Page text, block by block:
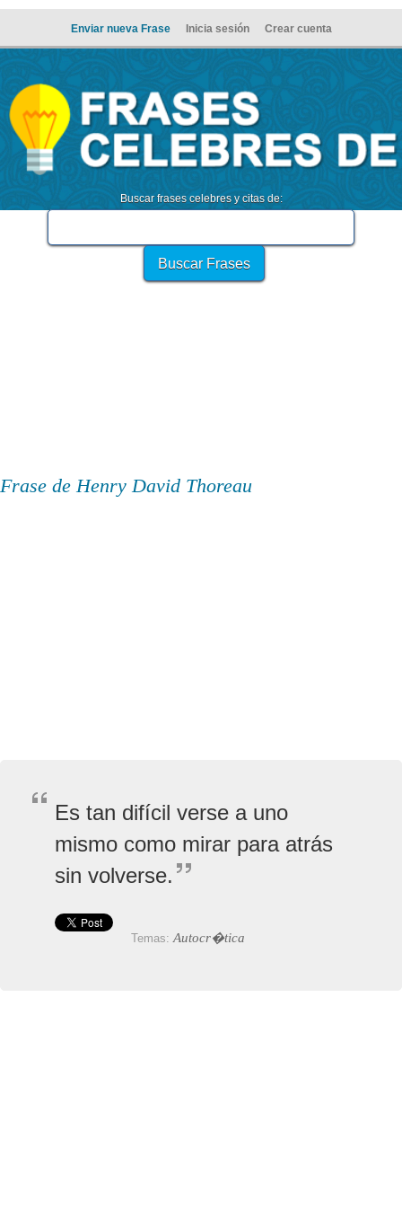
Enviar nueva Frase Inicia sesión Crear cuenta
Buscar frases celebres y citas de:
Frase de Henry David Thoreau
Es tan difícil verse a uno
mismo como mirar para atrás
sin volverse.
Temas: Autocr�tica